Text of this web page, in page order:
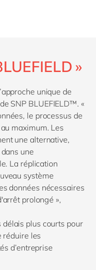
»
unique de
SNP BLUEFIELD™. «
le processus de
maximum. Les
une alternative,
une
La réplication
système
données nécessaires
prolongé »,
délais plus courts pour
réduire les
d’entreprise